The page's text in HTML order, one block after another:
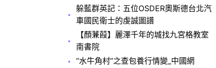
躲藍群英記：五位OSDER奧斯德台北汽
車國民衛士的虔誠圖譜
【顏蒹葭】麗澤千年的城找九宮格教室
南書院
“水牛角村”之查包養行情變_中國網